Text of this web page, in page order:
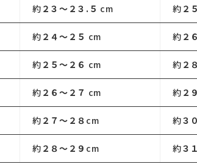
約 ２３～２３.５ cm 約 ２５
約 ２４～２５ cm 約 ２６
約 ２５～２６ cm 約 ２８
約 ２６～２７ cm 約 ２９
約 ２７～２８ cm 約３０
約 ２８～２９ cm 約３１